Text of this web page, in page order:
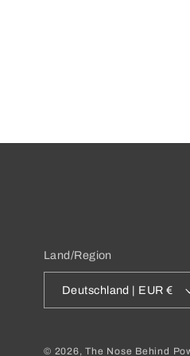
Land/Region
Deutschland | EUR €
© 2026,The Nose Behind